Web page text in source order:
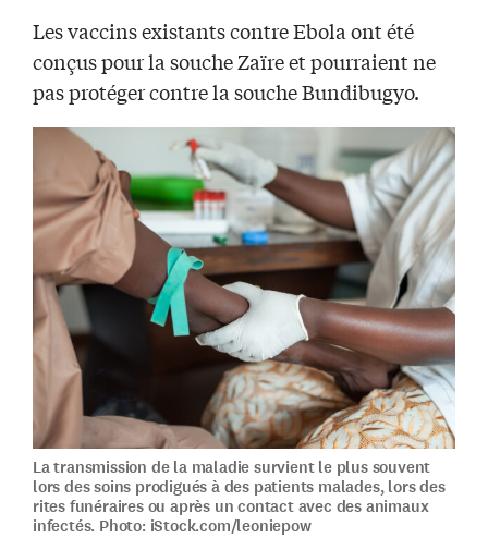
Les vaccins existants contre Ebola ont été
conçus pour la souche Zaïre et pourraient ne
pas protéger contre la souche Bundibugyo.
La transmission de la maladie survient le plus souvent
lors des soins prodigués à des patients malades, lors des
rites funéraires ou après un contact avec des animaux
infectés. Photo: iStock.com/leoniepow